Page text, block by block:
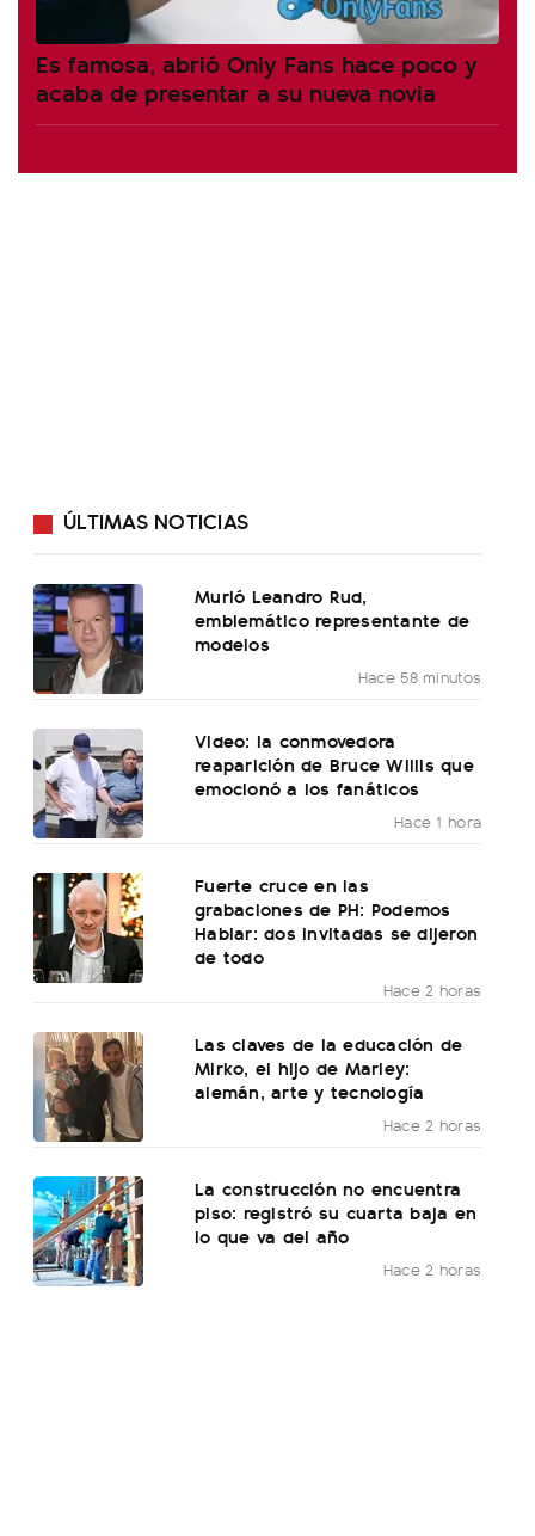
Es famosa, abrió Only Fans hace poco y
acaba de presentar a su nueva novia
ÚLTIMAS NOTICIAS
Murió Leandro Rud,
emblemático representante de
modelos
Hace 58 minutos
Video: la conmovedora
reaparición de Bruce Willis que
emocionó a los fanáticos
Hace 1 hora
Fuerte cruce en las
grabaciones de PH: Podemos
Hablar: dos invitadas se dijeron
de todo
Hace 2 horas
Las claves de la educación de
Mirko, el hijo de Marley:
alemán, arte y tecnología
Hace 2 horas
La construcción no encuentra
piso: registró su cuarta baja en
lo que va del año
Hace 2 horas